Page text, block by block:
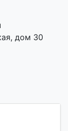
дом 30